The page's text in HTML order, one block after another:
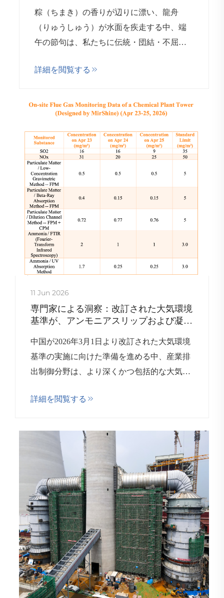
粽（ちまき）の香りが辺りに漂い、龍舟
（りゅうしゅう）が水面を疾走する中、端
午の節句は、私たちに伝統・団結・不屈の
球環境を守るという私たち共通の責任につ
詳細を閲覧する
11 Jun 2026
専門家による洞察：改訂された大気環境
基準が、アンモニアスリップおよび凝縮
浮き彫りにする
中国が2026年3月1日より改訂された大気環境
基準の実施に向けた準備を進める中、産業排
出制御分野は、より深くかつ包括的な大気汚
す。本号のMirShine Environme...
詳細を閲覧する